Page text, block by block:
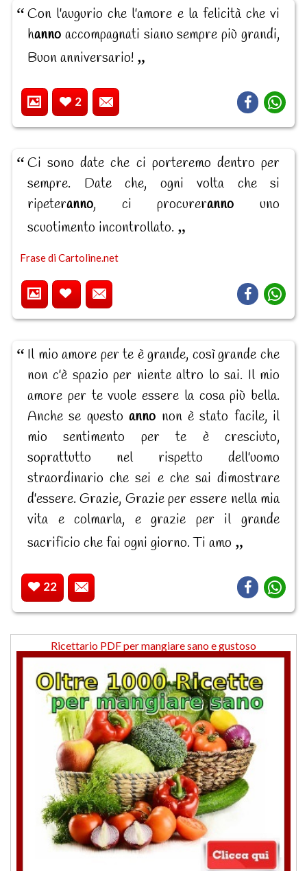
Con l'augurio che l'amore e la felicità che vi
hanno accompagnati siano sempre più grandi,
Buon anniversario!
2
Ci sono date che ci porteremo dentro per
sempre. Date che, ogni volta che si
ripeteranno, ci procureranno uno
scuotimento incontrollato.
Frase di Cartoline.net
Il mio amore per te è grande, così grande che
non c'è spazio per niente altro lo sai. Il mio
amore per te vuole essere la cosa più bella.
Anche se questoanno non è stato facile, il
mio sentimento per te è cresciuto,
soprattutto nel rispetto dell'uomo
straordinario che sei e che sai dimostrare
d'essere. Grazie, Grazie per essere nella mia
vita e colmarla, e grazie per il grande
sacrificio che fai ogni giorno. Ti amo
22
Ricettario PDF per mangiare sano e gustoso